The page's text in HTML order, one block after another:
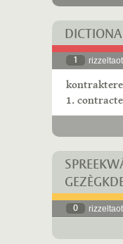
1
kontraktere
1.
0